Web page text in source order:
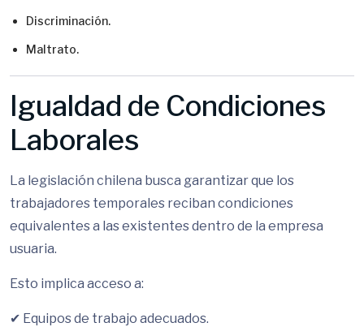
Discriminación.
Maltrato.
Igualdad de Condiciones
Laborales
La legislación chilena busca garantizar que los
trabajadores temporales reciban condiciones
equivalentes a las existentes dentro de la empresa
usuaria.
Esto implica acceso a:
✔ Equipos de trabajo adecuados.